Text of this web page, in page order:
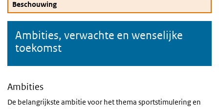
Beschouwing
Ambities, verwachte en wenselijke
toekomst
Ambities
De belangrijkste ambitie voor het thema sportstimulering en